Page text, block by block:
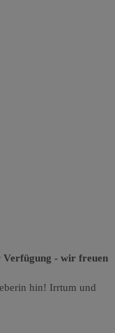
Verfügung - wir freuen
hin! Irrtum und